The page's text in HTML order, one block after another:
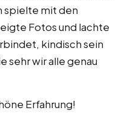
spielte mit den
Fotos und lachte
kindisch sein
sehr wir alle genau
Erfahrung!